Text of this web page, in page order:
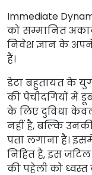
Immediate
को सम्मानित
निवेश ज्ञान के
हैं।
डेटा बहुतायत के
की पेचीदगियों में
के लिए दुविधा
नहीं है, बल्कि
पता लगाना है।
निहित है, इस
की पहेली को